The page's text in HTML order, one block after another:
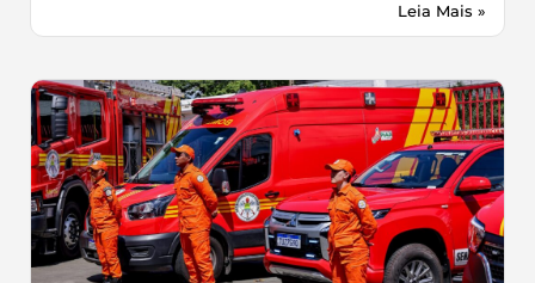
Leia Mais »